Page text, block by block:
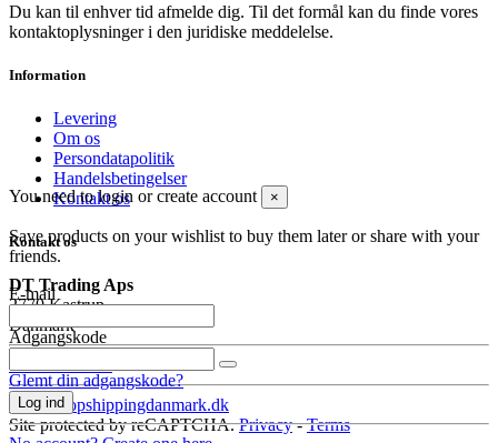
Du kan til enhver tid afmelde dig. Til det formål kan du finde vores
kontaktoplysninger i den juridiske meddelelse.
Information
Levering
Om os
Persondatapolitik
Handelsbetingelser
Kontakt os
Kontakt os
DT Trading Aps
2770 Kastrup
Danmark
+45 71992471
info@dropshippingdanmark.dk
Site protected by reCAPTCHA.Privacy-Terms
You need to login or create account ×
Save products on your wishlist to buy them later or share with your
friends.
E-mail
Adgangskode
Glemt din adgangskode?
Log ind